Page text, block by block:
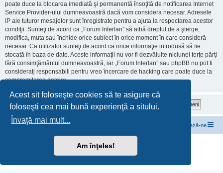
Acest sit foloseşte cookies să te asigure că
foloseşti cea mai bună experienţă a sitului.
Învaţă mai mult...
Am înţeles!
poate duce la blocarea imediată şi permanentă însoţită de notificarea Internet
Service Provider-ului dumneavoastră dacă vom considera necesar. Adresele
IP ale tuturor mesajelor sunt înregistrate pentru a ajuta la respectarea acestor
condiţii. Sunteţi de acord ca „Forum Interlan” să aibă dreptul de a şterge,
modifica, muta sau închide orice subiect în orice moment în care consideră
necesar. Ca utilizator sunteţi de acord ca orice informaţie introdusă să fie
stocată în baza de date. Aceste informaţii nu vor fi dezvăluite niciunei terţe părţi
fără consimţământul dumneavoastră, iar „Forum Interlan” sau phpBB nu pot fi
consideraţi responsabili pentru vreo încercare de hacking care poate duce la
compromiterea datelor.
InterLAN Internet Exchange Contactează-ne
phpBB ® Forum Software © phpBB Limited